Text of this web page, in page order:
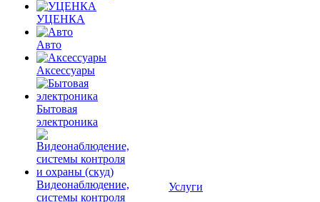
УЦЕНКА
Авто
Аксессуары
Бытовая
электроника
Видеонаблюдение,
системы контроля
Услуги